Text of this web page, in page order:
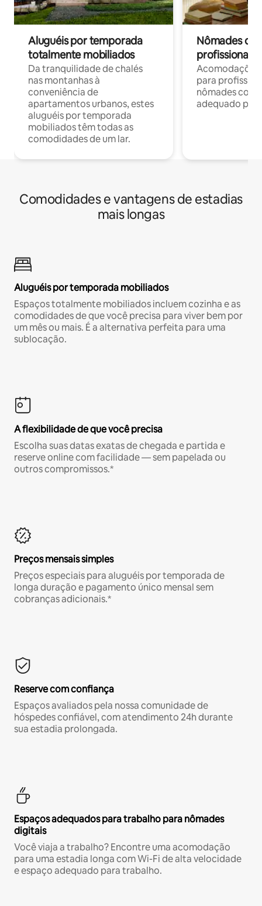
Aluguéis por temporada
totalmente mobiliados
Da tranquilidade de chalés
nas montanhas à
conveniência de
apartamentos urbanos, estes
aluguéis por temporada
mobiliados têm todas as
comodidades de um lar.
Nômades
profissionais
para
nômades com
adequado
Comodidades e vantagens de estadias
mais longas
Aluguéis por temporada mobiliados
Espaços totalmente mobiliados incluem cozinha e as
comodidades de que você precisa para viver bem por
um mês ou mais. É a alternativa perfeita para uma
sublocação.
A flexibilidade de que você precisa
Escolha suas datas exatas de chegada e partida e
reserve online com facilidade — sem papelada ou
outros compromissos.*
Preços mensais simples
Preços especiais para aluguéis por temporada de
longa duração e pagamento único mensal sem
cobranças adicionais.*
Reserve com confiança
Espaços avaliados pela nossa comunidade de
hóspedes confiável, com atendimento 24h durante
sua estadia prolongada.
Espaços adequados para trabalho para nômades
digitais
Você viaja a trabalho? Encontre uma acomodação
para uma estadia longa com Wi-Fi de alta velocidade
e espaço adequado para trabalho.